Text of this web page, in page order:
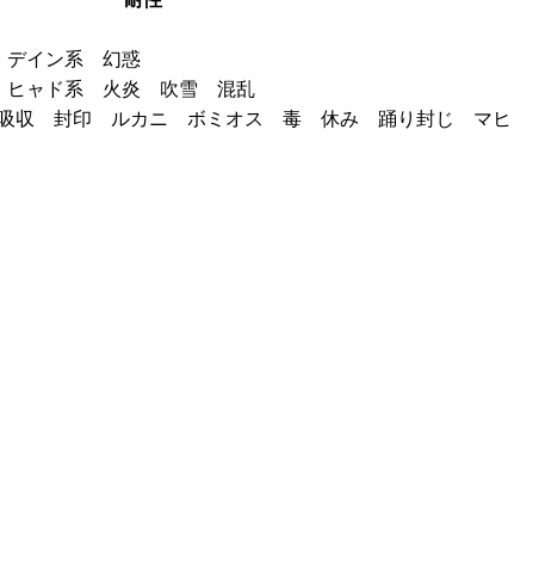
イン系 幻惑
ヒャド系 火炎 吹雪 混乱
収 封印 ルカニ ボミオス 毒 休み 踊り封じ マヒ